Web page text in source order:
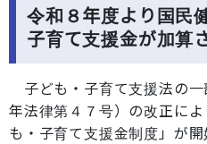
令和８年度より国民
子育て支援金が加算
子ども・子育て支援法の一
年法律第４７号）の改正に
も・子育て支援金制度」が開